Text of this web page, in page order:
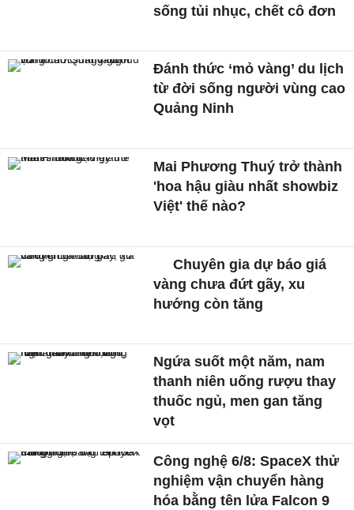
sống tủi nhục, chết cô đơn
Đánh thức ‘mỏ vàng’ du lịch
từ đời sống người vùng cao
Quảng Ninh
Mai Phương Thuý trở thành
'hoa hậu giàu nhất showbiz
Việt' thế nào?
Chuyên gia dự báo giá
vàng chưa đứt gãy, xu
hướng còn tăng
Ngứa suốt một năm, nam
thanh niên uống rượu thay
thuốc ngủ, men gan tăng
vọt
Công nghệ 6/8: SpaceX thử
nghiệm vận chuyển hàng
hóa bằng tên lửa Falcon 9